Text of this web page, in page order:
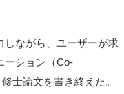
しながら、ユーザーが求
ーション（Co-
士論文を書き終えた。